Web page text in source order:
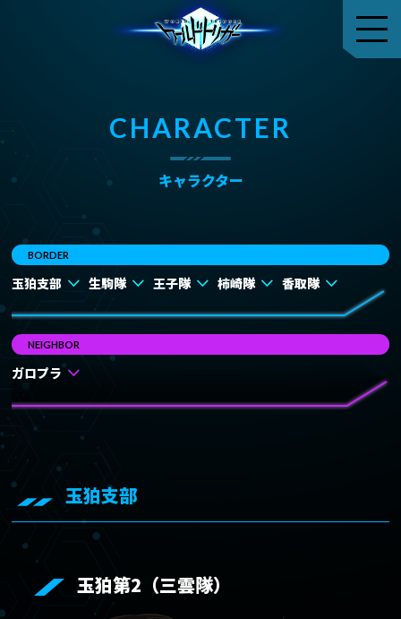
CHARACTER
キャラクター
BORDER
玉狛支部 生駒隊 王子隊 柿崎隊 香取隊
NEIGHBOR
ガロプラ
玉狛支部
玉狛第2（三雲隊）